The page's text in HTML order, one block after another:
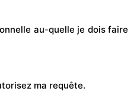
au-quelle je dois faire
ma requête.